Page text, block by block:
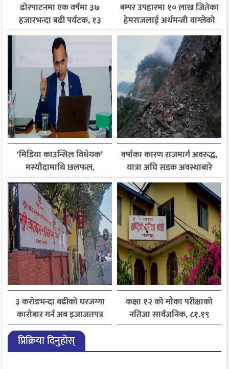
ढोरपाटनमा एक वर्षमा ३७
हजारभन्दा बढी पर्यटक, १३
हजारले बढ्यो आगमन
बम्पर उपहारमा १० लाख जितेका
हेमराजलाई अर्थमन्त्री वाग्लेको
फोन, रुपन्देहीकी सपनाले
जितिन् एक लाख
‘मिडिया काउन्सिल विधेयक’
मस्यौदामाथि छलफल,
एआईदेखि पत्रकारको
लाइसेन्ससम्मका विषयमा
सुझाव
वर्षाका कारण राजमार्ग अवरुद्ध,
यात्रा अघि सडक अवस्थाबारे
जानकारी लिन आग्रह
३ करोडभन्दा बढीको घरजग्गा
कारोबार गर्न अब इजाजतपत्र
अनिवार्य
कक्षा १२ को मौका परीक्षाको
नतिजा सार्वजनिक, ८१.१९
प्रतिशत विद्यार्थी उत्तीर्ण
प्रिक्रिया दिनुहोस्